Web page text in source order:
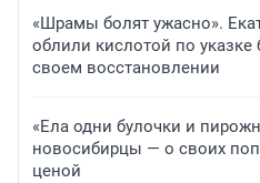
«Шрамы болят ужасно».
облили кислотой по указке
своем восстановлении
«Ела одни булочки и
новосибирцы — о своих
ценой